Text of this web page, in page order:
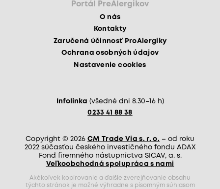
Portál PreAlergikov
O nás
Kontakty
Zaručená účinnosť ProAlergiky
Ochrana osobných údajov
Nastavenie cookies
Infolinka (všedné dni 8.30–16 h)
0233 41 88 38
Copyright © 2026 CM Trade Via s. r. o. – od roku
2022 súčasťou českého investičného fondu ADAX
Fond firemného nástupníctva SICAV, a. s.
Veľkoobchodná spolupráca s nami
Akékoľvek kopírovanie a ďalšie zverejňovanie obsahu
týchto stránok je možné výhradne s písomným súhlasom